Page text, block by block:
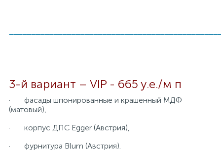
3-й вариант – VIP - 665 y.e./м п
· фасады шпонированные и крашенный МДФ
(матовый),
· корпус ДПС Egger (Австрия),
· фурнитура Blum (Австрия).